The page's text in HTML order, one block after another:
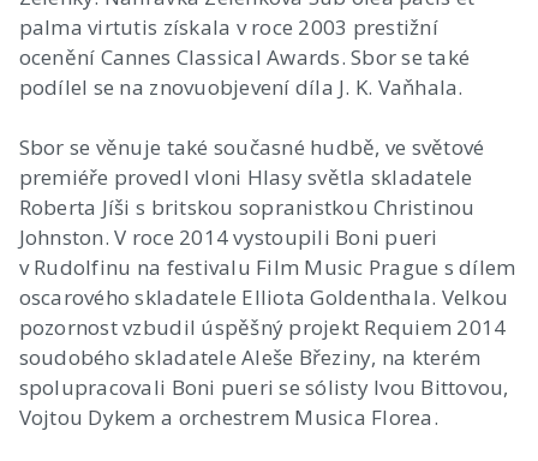
palma virtutis získala v roce 2003 prestižní
ocenění Cannes Classical Awards. Sbor se také
podílel se na znovuobjevení díla J. K. Vaňhala.
Sbor se věnuje také současné hudbě, ve světové
premiéře provedl vloni Hlasy světla skladatele
Roberta Jíši s britskou sopranistkou Christinou
Johnston. V roce 2014 vystoupili Boni pueri
v Rudolfinu na festivalu Film Music Prague s dílem
oscarového skladatele Elliota Goldenthala. Velkou
pozornost vzbudil úspěšný projekt Requiem 2014
soudobého skladatele Aleše Březiny, na kterém
spolupracovali Boni pueri se sólisty Ivou Bittovou,
Vojtou Dykem a orchestrem Musica Florea.